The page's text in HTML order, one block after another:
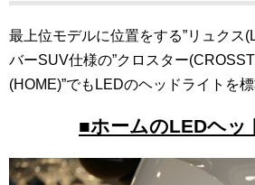
最上位モデルに位置をする”リュクス
バーSUV仕様の”クロスター
(HOME)”でもLEDのヘッドライトを標
■ホームのLEDヘッ